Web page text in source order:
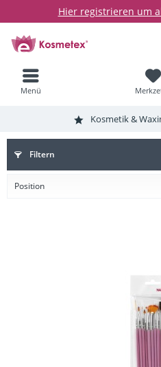
Hier registrieren um
Kosmetik &
Menü
Filtern